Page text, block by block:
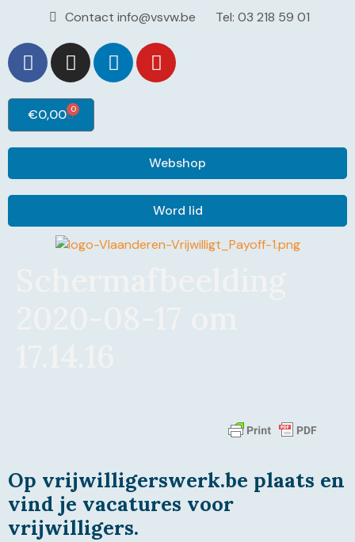
Contact info@vsvw.be Tel: 03 218 59 01
€0,00 0
Webshop
Word lid
Op vrijwilligerswerk.be plaats en
vind je vacatures voor
vrijwilligers.